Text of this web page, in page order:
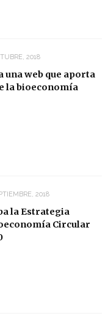
2018
una web que aporta
la bioeconomía
2018
la Estrategia
Circular